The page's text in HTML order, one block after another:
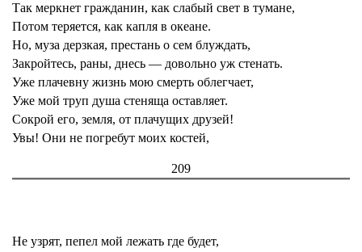
Так меркнет гражданин, как слабый свет в тумане,
Потом теряется, как капля в океане.
Но, муза дерзкая, престань о сем блуждать,
Закройтесь, раны, днесь — довольно уж стенать.
Уже плачевну жизнь мою смерть облегчает,
Уже мой труп душа стеняща оставляет.
Сокрой его, земля, от плачущих друзей!
Увы! Они не погребут моих костей,
209
Не узрят, пепел мой лежать где будет,